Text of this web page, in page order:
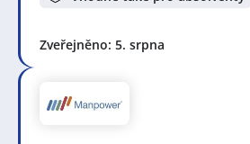
Zveřejněno: 5. srpna